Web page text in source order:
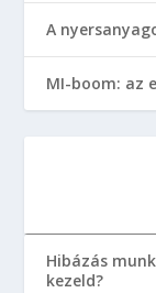
A
MI-boom: az
Hibázás
kezeld?